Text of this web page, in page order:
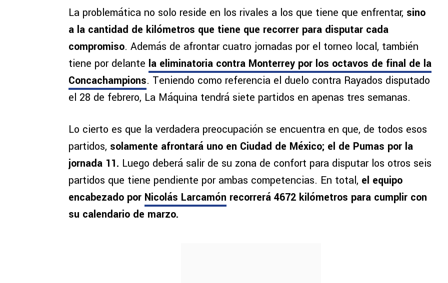
La problemática no solo reside en los rivales a los que tiene que enfrentar, sino
a la cantidad de kilómetros que tiene que recorrer para disputar cada
compromiso. Además de afrontar cuatro jornadas por el torneo local, también
tiene por delante la eliminatoria contra Monterrey por los octavos de final de la
Concachampions. Teniendo como referencia el duelo contra Rayados disputado
el 28 de febrero, La Máquina tendrá siete partidos en apenas tres semanas.
Lo cierto es que la verdadera preocupación se encuentra en que, de todos esos
partidos, solamente afrontará uno en Ciudad de México; el de Pumas por la
jornada 11. Luego deberá salir de su zona de confort para disputar los otros seis
partidos que tiene pendiente por ambas competencias. En total, el equipo
encabezado por Nicolás Larcamón recorrerá 4672 kilómetros para cumplir con
su calendario de marzo.